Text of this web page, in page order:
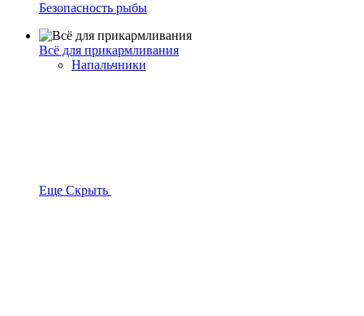
Безопасность рыбы
Всё для прикармливания
Напальчники
Еще Скрыть